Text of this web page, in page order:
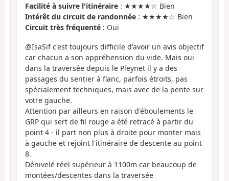
Facilité à suivre l'itinéraire : ★★★★☆ Bien
Intérêt du circuit de randonnée : ★★★★☆ Bien
Circuit très fréquenté : Oui
@IsaSif c'est toujours difficile d'avoir un avis objectif
car chacun a son appréhension du vide. Mais oui
dans la traversée depuis le Pleynet il y a des
passages du sentier à flanc, parfois étroits, pas
spécialement techniques, mais avec de la pente sur
votre gauche.
Attention par ailleurs en raison d'éboulements le
GRP qui sert de fil rouge a été retracé à partir du
point 4 - il part non plus à droite pour monter mais
à gauche et rejoint l'itinéraire de descente au point
8.
Dénivelé réel supérieur à 1100m car beaucoup de
montées/descentes dans la traversée